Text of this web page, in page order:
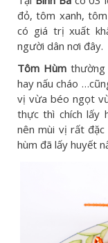
đỏ, tôm xanh, tôm
có giá trị xuất
người dân nơi đây.
Tôm Hùmthường
hay nấu cháo
vị vừa béo ngọt
thực thì chích lấy
nên mùi vị rất
hùm đã lấy huyết